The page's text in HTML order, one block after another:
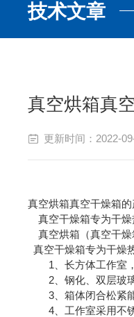
技术文章
真空烘箱真
更新时间：2022-
真空烘箱真空干燥箱
真空干燥箱专为干燥
真空烘箱（真空干
真空干燥箱专为干燥
1、长方体工作室，
2、钢化、双层玻璃
3、箱体闭合松紧能
4、工作室采用不锈